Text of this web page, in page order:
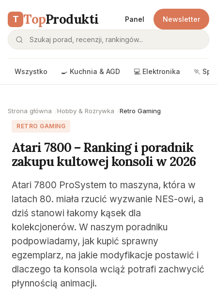
T TopProdukti Panel Newsletter
Wszystko 🍳 Kuchnia & AGD 💻 Elektronika 🏃
Strona główna Hobby & Rozrywka Retro Gaming
RETRO GAMING
Atari 7800 – Ranking i poradnik
zakupu kultowej konsoli w 2026
Atari 7800 ProSystem to maszyna, która w
latach 80. miała rzucić wyzwanie NES-owi, a
dziś stanowi łakomy kąsek dla
kolekcjonerów. W naszym poradniku
podpowiadamy, jak kupić sprawny
egzemplarz, na jakie modyfikacje postawić i
dlaczego ta konsola wciąż potrafi zachwycić
płynnością animacji.